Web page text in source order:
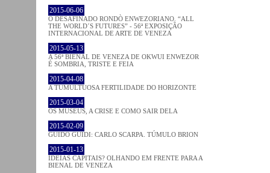
2015-06-06
O DESAFINADO RONDÒ ENWEZORIANO. “ALL
THE WORLD´S FUTURES” - 56ª EXPOSIÇÃO
INTERNACIONAL DE ARTE DE VENEZA
2015-05-13
A 56ª BIENAL DE VENEZA DE OKWUI ENWEZOR
É SOMBRIA, TRISTE E FEIA
2015-04-08
A TUMULTUOSA FERTILIDADE DO HORIZONTE
2015-03-04
OS MUSEUS, A CRISE E COMO SAIR DELA
2015-02-09
GUIDO GUIDI: CARLO SCARPA. TÚMULO BRION
2015-01-13
IDEIAS CAPITAIS? OLHANDO EM FRENTE PARA A
BIENAL DE VENEZA